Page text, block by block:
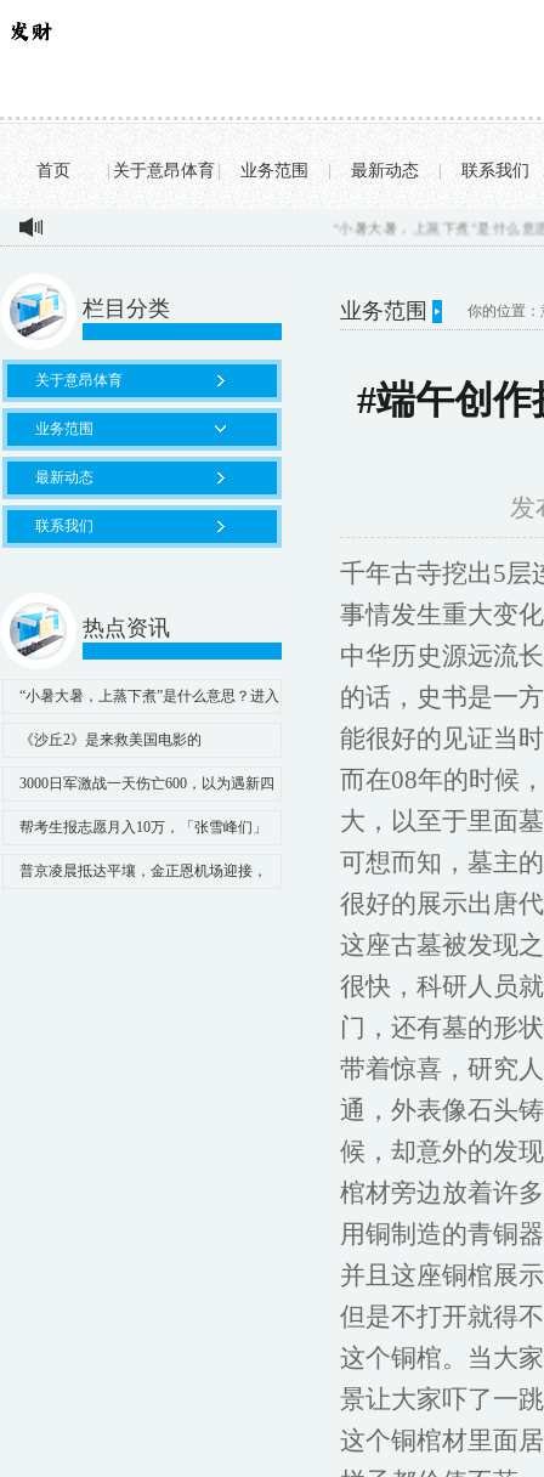
首页 | 关于意昂体育| 业务范围 | 最新动态 | 联系我们
“小暑大暑，上蒸下煮”是什么意思？
栏目分类
关于意昂体育
业务范围
最新动态
联系我们
热点资讯
“小暑大暑，上蒸下煮”是什么意思？进入
暑天有何消暑“凉”策？
《沙丘2》是来救美国电影的
3000日军激战一天伤亡600，以为遇新四
军主力，攻下后发现只82人
帮考生报志愿月入10万，「张雪峰们」
赚麻了
普京凌晨抵达平壤，金正恩机场迎接，
业务范围 你的位置：
#端午创
发
千年古寺挖出5层
事情发生重大变
中华历史源远流
的话，史书是一
能很好的见证当
而在08年的时候
大，以至于里面
可想而知，墓主
很好的展示出唐
这座古墓被发现
很快，科研人员
门，还有墓的形
带着惊喜，研究
通，外表像石头
候，却意外的发
棺材旁边放着许
用铜制造的青铜
并且这座铜棺展
但是不打开就得
这个铜棺。当大
景让大家吓了一
这个铜棺材里面